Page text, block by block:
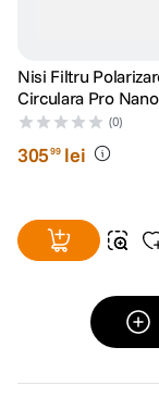
Nisi Filtru
Circulara Pro
55mm
(0)
30599 lei